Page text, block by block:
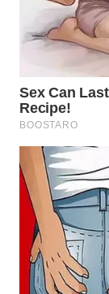
DEPOK
WN
TAPANULI
UTARA
WN
SAMOSIR
WN
PADANG
LAWAS
WN